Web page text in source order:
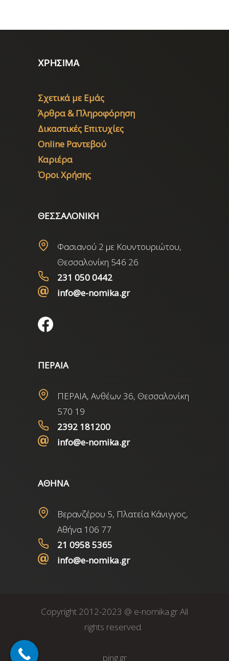
ΧΡΗΣΙΜΑ
Σχετικά με Εμάς
Άρθρα & Πληροφόρηση
Δικαστικές Επιτυχίες
Online Ραντεβού
Καριέρα
Όροι Χρήσης
ΘΕΣΣΑΛΟΝΙΚΗ
Φασιανού 2 με Κουντουριώτου,
Θεσσαλονίκη 546 26
231 050 0442
info@e-nomika.gr
ΠΕΡΑΙΑ
ΠΕΡΑΙΑ, Ανθέων 36, Θεσσαλονίκη
570 19
2392 181200
info@e-nomika.gr
ΑΘΗΝΑ
Βερανζέρου 5, Πλατεία Κάνιγγος,
Αθήνα 106 77
21 0958 5365
info@e-nomika.gr
Copyright 2012-2023 @ e-nomika.gr All
rights reserved.
ping.gr